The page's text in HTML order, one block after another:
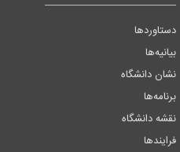
دستاوردها
بیانیه‌ها
نشان دانشگاه
برنامه‌ها
نقشه دانشگاه
فرایندها